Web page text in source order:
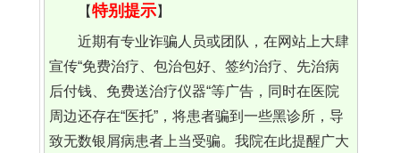
【特别提示】
近期有专业诈骗人员或团队，在网站上大肆
宣传“免费治疗、包治包好、签约治疗、先治病
后付钱、免费送治疗仪器“等广告，同时在医院
周边还存在“医托”，将患者骗到一些黑诊所，导
致无数银屑病患者上当受骗。我院在此提醒广大